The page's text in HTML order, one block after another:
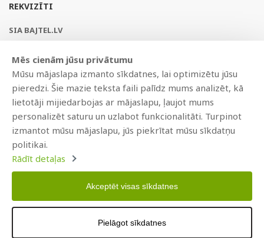
REKVIZĪTI
SIA BAJTEL.LV
Brīvības gatve 214b, Rīga, LV-1039, Latvija
AS Swedbank, HABALV22
LV53HABA0551019240274
Izstrādāts
Mēs cienām jūsu privātumu
Mūsu mājaslapa izmanto sīkdatnes, lai optimizētu jūsu
pieredzi. Šie mazie teksta faili palīdz mums analizēt, kā
lietotāji mijiedarbojas ar mājaslapu, ļaujot mums
personalizēt saturu un uzlabot funkcionalitāti. Turpinot
izmantot mūsu mājaslapu, jūs piekrītat mūsu sīkdatņu
politikai.
Rādīt detaļas
Akceptēt visas sīkdatnes
Pielāgot sīkdatnes